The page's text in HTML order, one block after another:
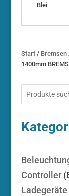
Blei
Start/ Bremsen
1400mm
Controller
Ladegeräte